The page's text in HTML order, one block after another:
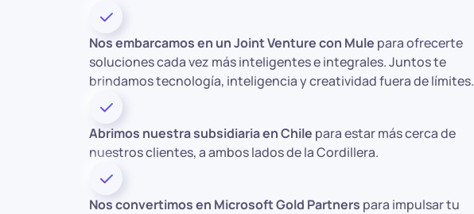
Nos embarcamos en un Joint Venture con Mule para ofrecerte
soluciones cada vez más inteligentes e integrales. Juntos te
brindamos tecnología, inteligencia y creatividad fuera de límites.
Abrimos nuestra subsidiaria en Chile para estar más cerca de
nuestros clientes, a ambos lados de la Cordillera.
Nos convertimos en Microsoft Gold Partners para impulsar tu